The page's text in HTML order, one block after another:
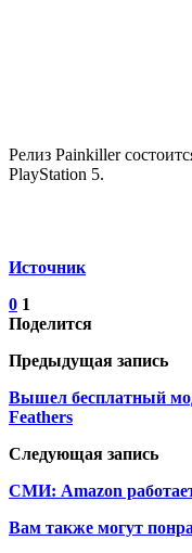
Релиз Painkiller
PlayStation 5.
Источник
0 1
Поделится
Предыдущая запись
Вышел бесплатный
Feathers
Следующая запись
СМИ: Amazon
Вам также могут